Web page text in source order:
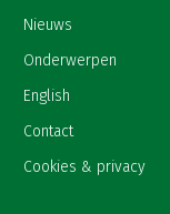
Nieuws
Onderwerpen
English
Contact
Cookies & privacy